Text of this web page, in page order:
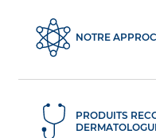
NOTRE
PRODUITS